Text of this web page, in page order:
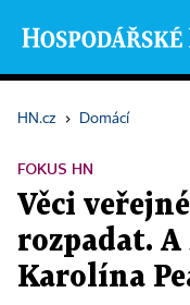
HN.cz › Domácí
FOKUS HN
Věci
rozpadat.
Karolína